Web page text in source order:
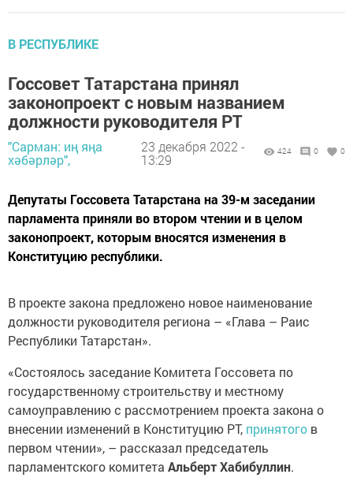
В РЕСПУБЛИКЕ
Госсовет Татарстана принял
законопроект с новым названием
должности руководителя РТ
"Сарман: иң яңа
хәбәрләр",
23 декабря 2022 -
13:29
424 0 0
Депутаты Госсовета Татарстана на 39-м заседании
парламента приняли во втором чтении и в целом
законопроект, которым вносятся изменения в
Конституцию республики.
В проекте закона предложено новое наименование
должности руководителя региона – «Глава – Раис
Республики Татарстан».
«Состоялось заседание Комитета Госсовета по
государственному строительству и местному
самоуправлению с рассмотрением проекта закона о
внесении изменений в Конституцию РТ, принятого в
первом чтении», – рассказал председатель
парламентского комитета Альберт Хабибуллин.